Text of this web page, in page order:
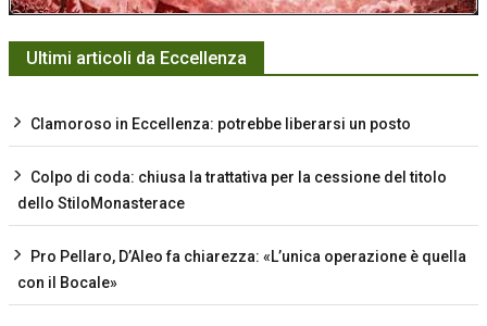
Ultimi articoli da Eccellenza
Clamoroso in Eccellenza: potrebbe liberarsi un posto
Colpo di coda: chiusa la trattativa per la cessione del titolo
dello StiloMonasterace
Pro Pellaro, D’Aleo fa chiarezza: «L’unica operazione è quella
con il Bocale»